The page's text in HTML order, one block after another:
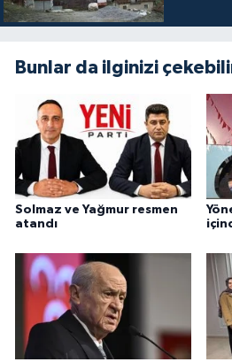
Bunlar da ilginizi
Solmaz ve Yağmur resmen
atandı